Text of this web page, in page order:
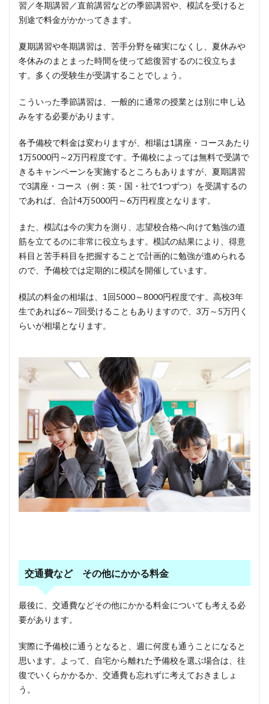
習／冬期講習／直前講習などの季節講習や、模試を受けると
別途で料金がかかってきます。
夏期講習や冬期講習は、苦手分野を確実になくし、夏休みや
冬休みのまとまった時間を使って総復習するのに役立ちま
す。多くの受験生が受講することでしょう。
こういった季節講習は、一般的に通常の授業とは別に申し込
みをする必要があります。
各予備校で料金は変わりますが、相場は1講座・コースあたり
1万5000円～2万円程度です。予備校によっては無料で受講で
きるキャンペーンを実施するところもありますが、夏期講習
で3講座・コース（例：英・国・社で1つずつ）を受講するの
であれば、合計4万5000円～6万円程度となります。
また、模試は今の実力を測り、志望校合格へ向けて勉強の道
筋を立てるのに非常に役立ちます。模試の結果により、得意
科目と苦手科目を把握することで計画的に勉強が進められる
ので、予備校では定期的に模試を開催しています。
模試の料金の相場は、1回5000～8000円程度です。高校3年
生であれば6～7回受けることもありますので、3万～5万円く
らいが相場となります。
交通費など その他にかかる料金
最後に、交通費などその他にかかる料金についても考える必
要があります。
実際に予備校に通うとなると、週に何度も通うことになると
思います。よって、自宅から離れた予備校を選ぶ場合は、往
復でいくらかかるか、交通費も忘れずに考えておきましょ
う。